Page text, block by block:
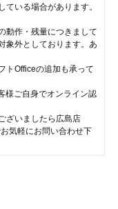
ている場合があります。
動作・残量につきまして
象外としております。あ
トOfficeの追加も承って
様ご自身でオンライン認
ざいましたら広島店
気軽にお問い合わせ下